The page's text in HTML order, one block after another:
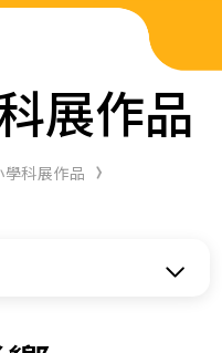
展作品
學科展作品